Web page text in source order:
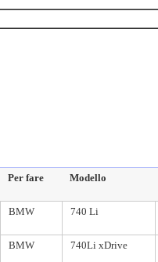
Per fare Modello
BMW 740 Li
BMW 740Li xDrive